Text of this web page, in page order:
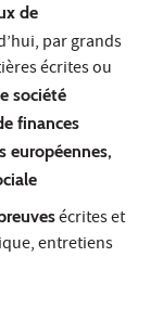
de
par grands
écrites ou
société
finances
européennes,
écrites et
entretiens